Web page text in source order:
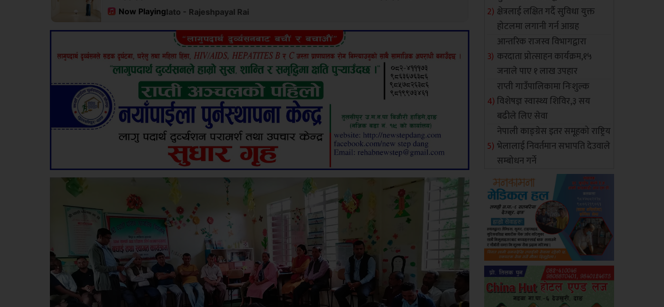
क्षेत्रलाई लक्षित गर्दै सुविधा युक्त
होटलमा लगानी गर्न आग्रह
आन्तरिक राजस्व विभागद्वारा
करदाता प्रोत्साहन कार्यक्रम,१५
जनाले पाए १ लाख उपहार
राप्ती गाउँपालिकामा निःशुल्क
विशेषज्ञ स्वास्थ्य शिविर,३ सय
बढीले लिए सेवा
नेपाली काङ्ग्रेस इतर समूहको राष्ट्रिय
भेलालाई निवर्तमान सभापति देउवाले
सम्बोधन गर्ने